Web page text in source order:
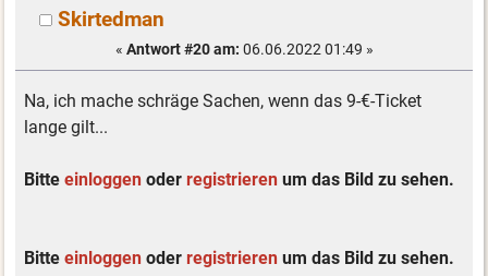
Skirtedman
« Antwort #20 am: 06.06.2022 01:49 »
Na, ich mache schräge Sachen, wenn das 9-€-Ticket
lange gilt...
Bitteeinloggen oderregistrieren um das Bild zu sehen.
Bitteeinloggen oderregistrieren um das Bild zu sehen.